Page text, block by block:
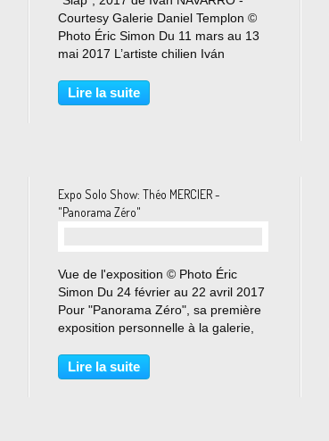
Courtesy Galerie Daniel Templon ©
Photo Éric Simon Du 11 mars au 13
mai 2017 L’artiste chilien Iván
depuis quatre ans à Paris. Il
présente Fanfare, un parcours
Lire la suite
Expo Solo Show: Théo MERCIER -
"Panorama Zéro"
Vue de l'exposition © Photo Éric
Simon Du 24 février au 22 avril 2017
Pour "Panorama Zéro", sa première
exposition personnelle à la galerie,
ensemble de sculptures et de
photographies, à travers lequel il
Lire la suite